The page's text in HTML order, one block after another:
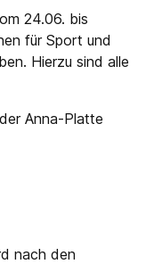
24.06. bis
für Sport und
Hierzu sind alle
Anna-Platte
nach den